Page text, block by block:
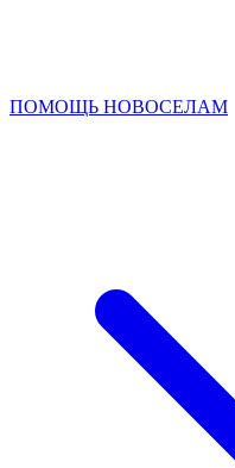
ПОМОЩЬ НОВОСЕЛАМ